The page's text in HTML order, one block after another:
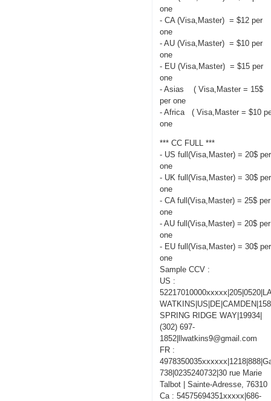
one
- CA (Visa,Master) = $12 per
one
- AU (Visa,Master) = $10 per
one
- EU (Visa,Master) = $15 per
one
- Asias ( Visa,Master = 15$
per one
- Africa ( Visa,Master = $10
one
*** CC FULL ***
- US full(Visa,Master) = 20$ per
one
- UK full(Visa,Master) = 30$ per
one
- CA full(Visa,Master) = 25$ per
one
- AU full(Visa,Master) = 20$ per
one
- EU full(Visa,Master) = 30$ per
one
Sample CCV :
US :
WATKINS|US|DE|CAMDEN|158
SPRING RIDGE WAY|19934|
(302) 697-
1852|llwatkins9@gmail.com
FR :
738|0235240732|30 rue Marie
Talbot | Sainte-Adresse, 76310
Ca : 54575694351xxxxx|686-